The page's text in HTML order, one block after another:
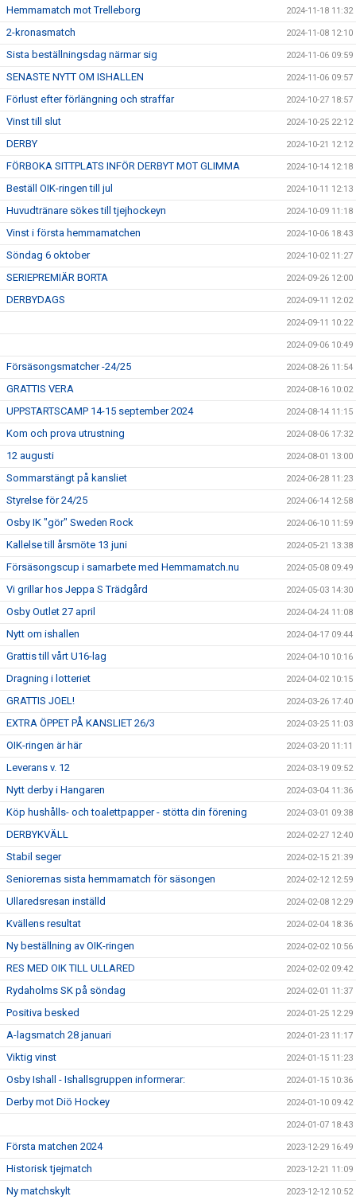
Hemmamatch mot Trelleborg 2024-11-18 11:32
2-kronasmatch 2024-11-08 12:10
Sista beställningsdag närmar sig 2024-11-06 09:59
SENASTE NYTT OM ISHALLEN 2024-11-06 09:57
Förlust efter förlängning och straffar 2024-10-27 18:57
Vinst till slut 2024-10-25 22:12
DERBY 2024-10-21 12:12
FÖRBOKA SITTPLATS INFÖR DERBYT MOT GLIMMA 2024-10-14 12:18
Beställ OIK-ringen till jul 2024-10-11 12:13
Huvudtränare sökes till tjejhockeyn 2024-10-09 11:18
Vinst i första hemmamatchen 2024-10-06 18:43
Söndag 6 oktober 2024-10-02 11:27
SERIEPREMIÄR BORTA 2024-09-26 12:00
DERBYDAGS 2024-09-11 12:02
2024-09-11 10:22
2024-09-06 10:49
Försäsongsmatcher -24/25 2024-08-26 11:54
GRATTIS VERA 2024-08-16 10:02
UPPSTARTSCAMP 14-15 september 2024 2024-08-14 11:15
Kom och prova utrustning 2024-08-06 17:32
12 augusti 2024-08-01 13:00
Sommarstängt på kansliet 2024-06-28 11:23
Styrelse för 24/25 2024-06-14 12:58
Osby IK "gör" Sweden Rock 2024-06-10 11:59
Kallelse till årsmöte 13 juni 2024-05-21 13:38
Försäsongscup i samarbete med Hemmamatch.nu 2024-05-08 09:49
Vi grillar hos Jeppa S Trädgård 2024-05-03 14:30
Osby Outlet 27 april 2024-04-24 11:08
Nytt om ishallen 2024-04-17 09:44
Grattis till vårt U16-lag 2024-04-10 10:16
Dragning i lotteriet 2024-04-02 10:15
GRATTIS JOEL! 2024-03-26 17:40
EXTRA ÖPPET PÅ KANSLIET 26/3 2024-03-25 11:03
OIK-ringen är här 2024-03-20 11:11
Leverans v. 12 2024-03-19 09:52
Nytt derby i Hangaren 2024-03-04 11:36
Köp hushålls- och toalettpapper - stötta din förening 2024-03-01 09:38
DERBYKVÄLL 2024-02-27 12:40
Stabil seger 2024-02-15 21:39
Seniorernas sista hemmamatch för säsongen 2024-02-12 12:59
Ullaredsresan inställd 2024-02-08 12:29
Kvällens resultat 2024-02-04 18:36
Ny beställning av OIK-ringen 2024-02-02 10:56
RES MED OIK TILL ULLARED 2024-02-02 09:42
Rydaholms SK på söndag 2024-02-01 11:37
Positiva besked 2024-01-25 12:29
A-lagsmatch 28 januari 2024-01-23 11:17
Viktig vinst 2024-01-15 11:23
Osby Ishall - Ishallsgruppen informerar: 2024-01-15 10:36
Derby mot Diö Hockey 2024-01-10 09:42
2024-01-07 18:43
Första matchen 2024 2023-12-29 16:49
Historisk tjejmatch 2023-12-21 11:09
Ny matchskylt 2023-12-12 10:52